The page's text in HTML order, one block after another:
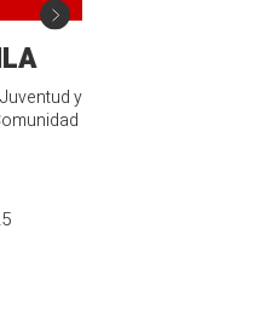
y
de